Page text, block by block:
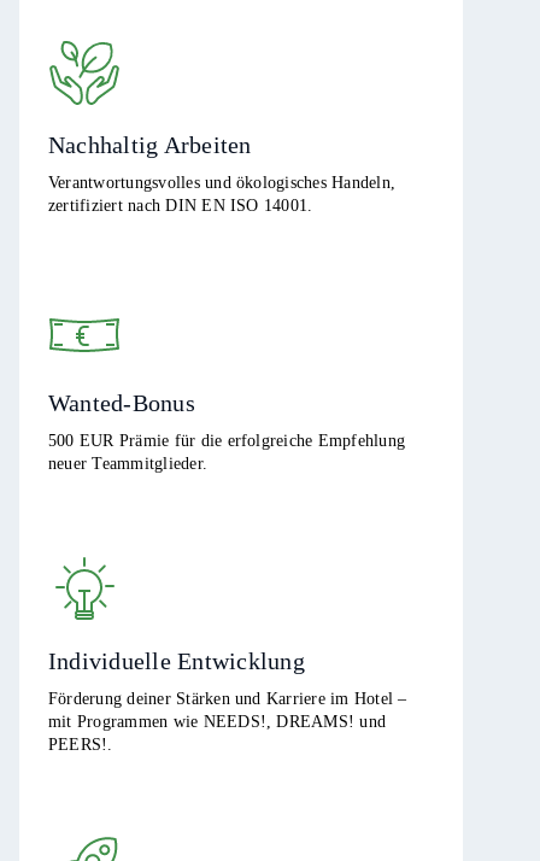
Nachhaltig Arbeiten
Verantwortungsvolles und ökologisches Handeln,
zertifiziert nach DIN EN ISO 14001.
Wanted-Bonus
500 EUR Prämie für die erfolgreiche Empfehlung
neuer Teammitglieder.
Individuelle Entwicklung
Förderung deiner Stärken und Karriere im Hotel –
mit Programmen wie NEEDS!, DREAMS! und
PEERS!.